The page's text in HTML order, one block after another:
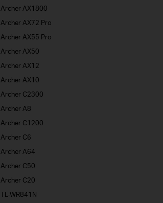
Archer AX1800
Archer AX72 Pro
Archer AX55 Pro
Archer AX50
Archer AX12
Archer AX10
Archer C2300
Archer A8
Archer C1200
Archer C6
Archer A64
Archer C50
Archer C20
TL-WR841N